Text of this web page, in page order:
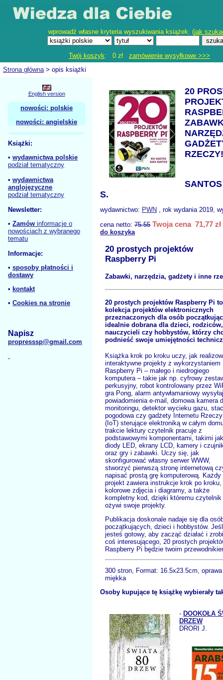
wprowadź własne kryteria wyszukiwania książek: (jak
Twój koszyk: 0 zł zamówienie wysyłkowe >>>
Strona główna> opis książki
English version
nowości: polskie
nowości: angielskie
Książki:
• wydawnictwa polskie
podział tematyczny
• wydawnictwa
anglojęzyczne
podział tematyczny
Newsletter:
• Zamów informacje o
nowościach z wybranego
tematu
Informacje:
• sposoby płatności i
dostawy
• kontakt
• Cookies na stronie
Napisz
propresssp@gmail.com
20
RZECZY!
S.
wydawnictwo: PWN , rok wydania 2019,
cena netto: 75.55 Twoja cena 71,77 zł
do koszyka
20 prostych projektów
Raspberry Pi
Zabawki, narzędzia, gadżety i inne
20 prostych projektów Raspberry Pi to
kolekcja projektów elektronicznych
przeznaczonych dla osób
idealnie dobrana dla dzieci, rodziców,
nauczycieli czy hobbystów, którzy
podnieść swoje umiejętności
Książka krok po kroku uczy, jak
interaktywne projekty z wykorzystaniem
Raspberry Pi – małego i niedrogiego
komputera – takie jak np. cyfrowy
perkusyjny, robot kontrolowany przez
gra Pong, alarm antywłamaniowy
powiadomienia e-mail, domowa kamera
monitoringu, detektor wycieku gazu,
pogodowa czy gadżety Internetu Rzeczy
(IoT) sterujące elektroniką w całym
trakcie lektury czytelnik pracuje z
podstawowymi komponentami, takimi jak
diody LED, ekrany LCD, kamery i
oraz gry i zabawki. Uczy się, jak
skonfigurować własny serwer WWW,
stworzyć pierwszą stronę internetową
napisać prostą grę komputerową. Każdy
projekt zawiera instrukcje krok po kroku,
kolorowe zdjęcia i diagramy, a także
kompletny kod, dzięki któremu czytelnik
ożywi swoje projekty.
Publikacja doskonale nadaje się dla
początkujących, dzieci i hobbystów.
jesteś gotowy, aby zacząć działać i
coś interesującego, 20 prostych
Raspberry Pi będzie twoim
300 stron, Format: 16.5x23.5cm, oprawa
miękka
Osoby kupujące tę książkę wybierały
- DOOKOŁA
DRZEW
DRORI J.